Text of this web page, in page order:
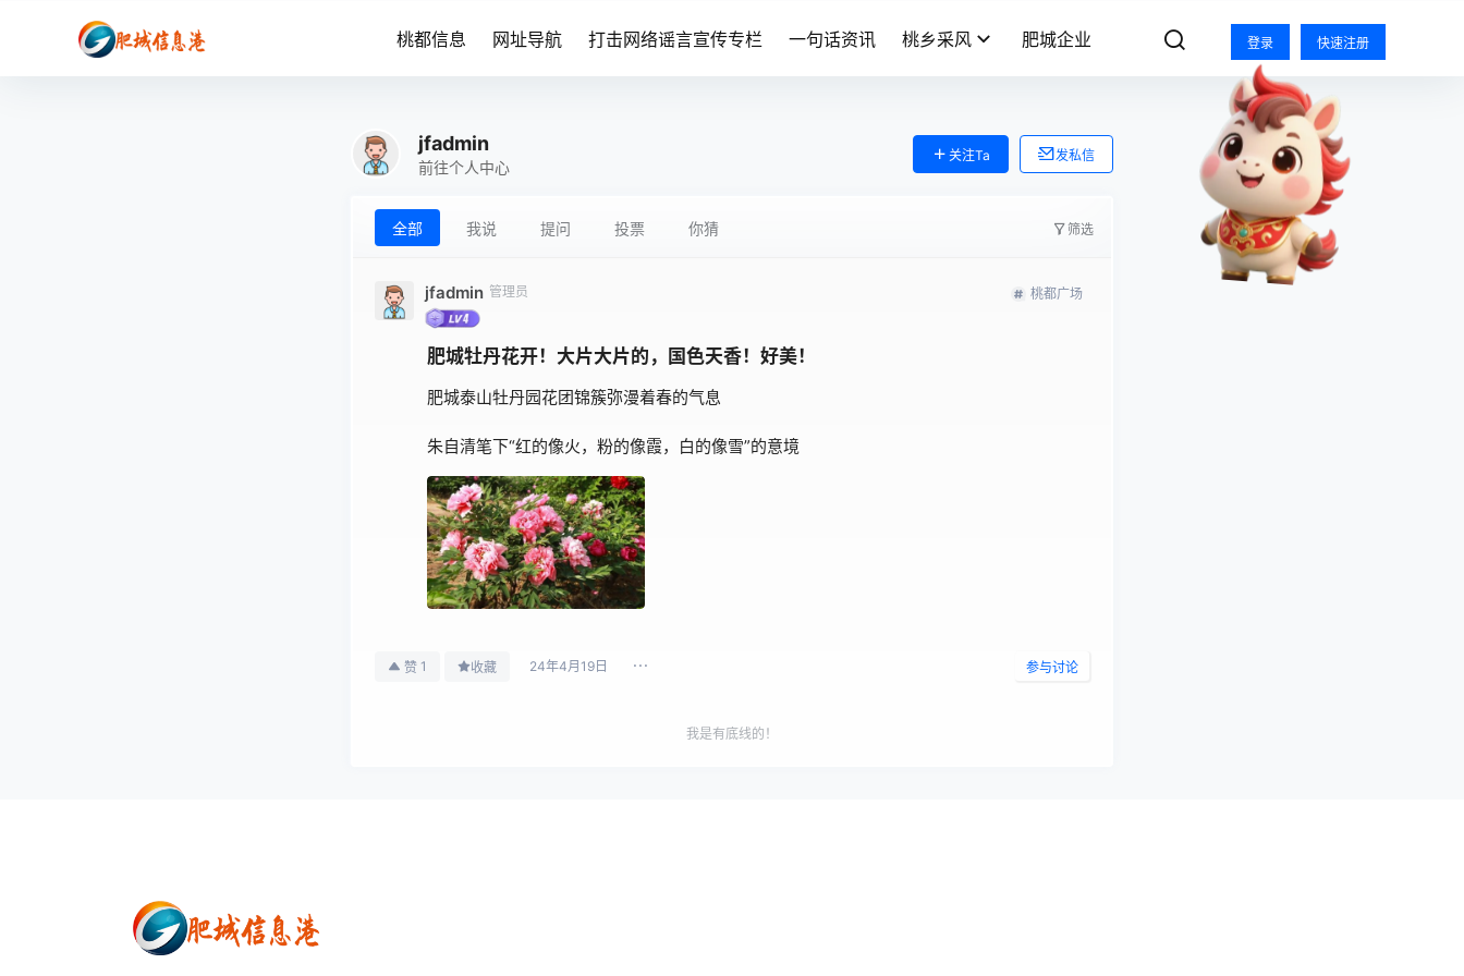
桃都信息 网址导航 打击网络谣言宣传专栏 一句话资讯 桃乡采风 肥城企业 登录 快速注册
jfadmin
前往个人中心
关注Ta 发私信
全部 我说 提问 投票 你猜 筛选
jfadmin 管理员 桃都广场
肥城牡丹花开！大片大片的，国色天香！好美！
肥城泰山牡丹园花团锦簇弥漫着春的气息
朱自清笔下“红的像火，粉的像霞，白的像雪”的意境
赞 1 收藏 24年4月19日 参与讨论
我是有底线的！